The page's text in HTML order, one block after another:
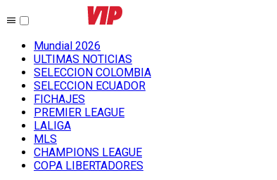
Mundial 2026
ULTIMAS NOTICIAS
SELECCION COLOMBIA
SELECCION ECUADOR
FICHAJES
PREMIER LEAGUE
LALIGA
MLS
CHAMPIONS LEAGUE
COPA LIBERTADORES